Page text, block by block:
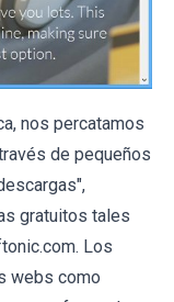
nos percatamos
de pequeños
gratuitos tales
Los
webs como